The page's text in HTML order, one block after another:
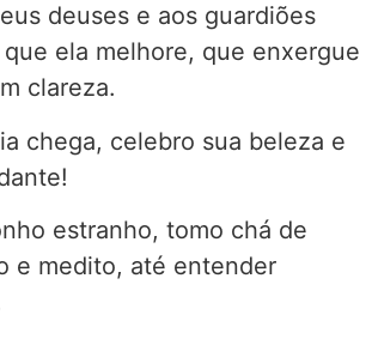
deuses e aos guardiões
ela melhore, que enxergue
clareza.
chega, celebro sua beleza e
estranho, tomo chá de
e medito, até entender